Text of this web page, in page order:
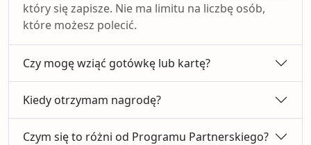
który się zapisze. Nie ma limitu na liczbę osób,
które możesz polecić.
Czy mogę wziąć gotówkę lub kartę?
Kiedy otrzymam nagrodę?
Czym się to różni od Programu Partnerskiego?